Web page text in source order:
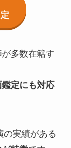
多数在籍す
鑑定にも対応
の実績がある